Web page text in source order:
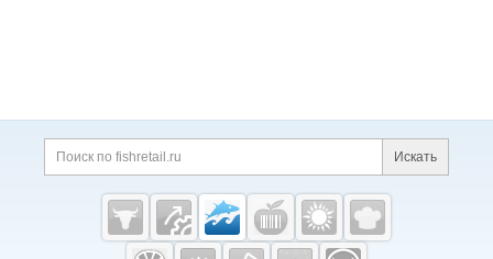
Дополнительная информация
Поиск по сайту и
Искать
Cсылки на полезные проекты
Fishretail.ru —